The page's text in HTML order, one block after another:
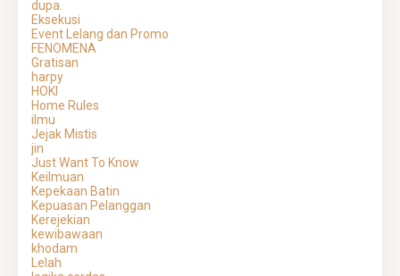
dupa.
Eksekusi
Event Lelang dan Promo
FENOMENA
Gratisan
harpy
HOKI
Home Rules
ilmu
Jejak Mistis
jin
Just Want To Know
Keilmuan
Kepekaan Batin
Kepuasan Pelanggan
Kerejekian
kewibawaan
khodam
Lelah